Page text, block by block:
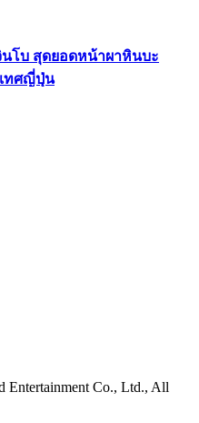
นโบ สุดยอดหน้าผาหินบะ
ทศญี่ปุ่น
Entertainment Co., Ltd., All